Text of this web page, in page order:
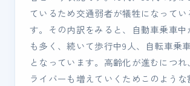
ているため交通弱者が犠牲になってい
す。その内訳をみると、自動車乗車中
も多く、続いて歩行中9人、自転車乗
となっています。高齢化が進むにつれ
ライバーも増えていくためこのような